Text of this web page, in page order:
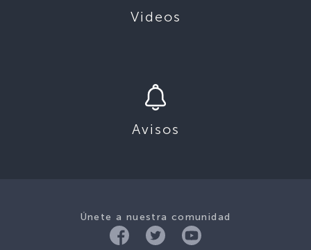
Videos
Avisos
Únete a nuestra comunidad